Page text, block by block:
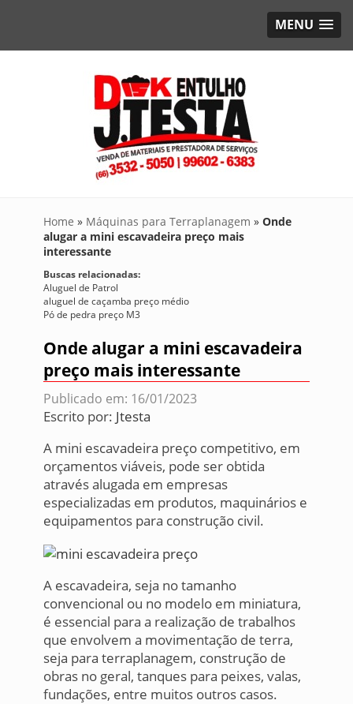
MENU
Home » Máquinas para Terraplanagem » Onde
alugar a mini escavadeira preço mais
interessante
Buscas relacionadas:
Aluguel de Patrol
aluguel de caçamba preço médio
Pó de pedra preço M3
Onde alugar a mini escavadeira
preço mais interessante
Publicado em: 16/01/2023
Escrito por: Jtesta
A mini escavadeira preço competitivo, em
orçamentos viáveis, pode ser obtida
através alugada em empresas
especializadas em produtos, maquinários e
equipamentos para construção civil.
A escavadeira, seja no tamanho
convencional ou no modelo em miniatura,
é essencial para a realização de trabalhos
que envolvem a movimentação de terra,
seja para terraplanagem, construção de
obras no geral, tanques para peixes, valas,
fundações, entre muitos outros casos.